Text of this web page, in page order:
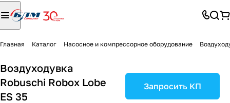
Главная Каталог Насосное и компрессорное оборудование
Воздуходувка
Robuschi Robox Lobe
ES 35
Запросить КП